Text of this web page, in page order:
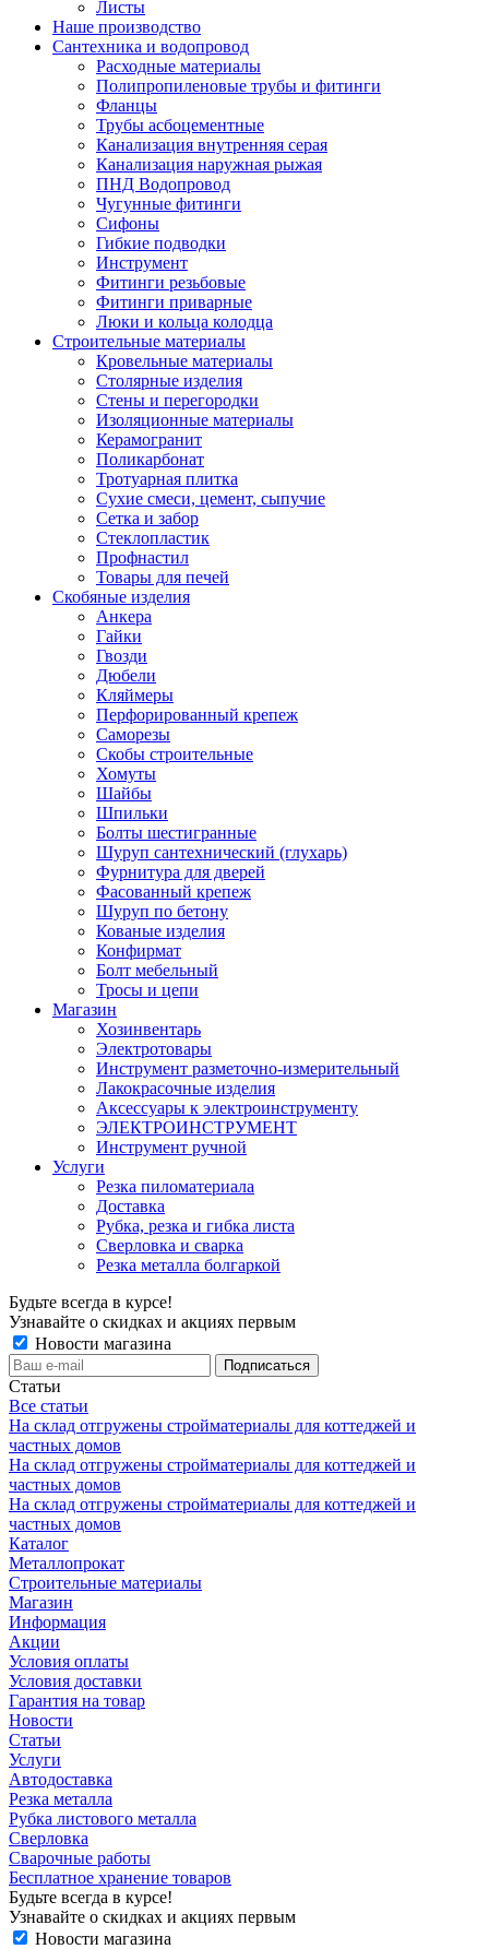
Листы
Наше производство
Сантехника и водопровод
Расходные материалы
Полипропиленовые трубы и фитинги
Фланцы
Трубы асбоцементные
Канализация внутренняя серая
Канализация наружная рыжая
ПНД Водопровод
Чугунные фитинги
Сифоны
Гибкие подводки
Инструмент
Фитинги резьбовые
Фитинги приварные
Люки и кольца колодца
Строительные материалы
Кровельные материалы
Столярные изделия
Стены и перегородки
Изоляционные материалы
Керамогранит
Поликарбонат
Тротуарная плитка
Сухие смеси, цемент, сыпучие
Сетка и забор
Стеклопластик
Профнастил
Товары для печей
Скобяные изделия
Анкера
Гайки
Гвозди
Дюбели
Кляймеры
Перфорированный крепеж
Саморезы
Скобы строительные
Хомуты
Шайбы
Шпильки
Болты шестигранные
Шуруп сантехнический (глухарь)
Фурнитура для дверей
Фасованный крепеж
Шуруп по бетону
Кованые изделия
Конфирмат
Болт мебельный
Тросы и цепи
Магазин
Хозинвентарь
Электротовары
Инструмент разметочно-измерительный
Лакокрасочные изделия
Аксессуары к электроинструменту
ЭЛЕКТРОИНСТРУМЕНТ
Инструмент ручной
Услуги
Резка пиломатериала
Доставка
Рубка, резка и гибка листа
Сверловка и сварка
Резка металла болгаркой
Будьте всегда в курсе!
Узнавайте о скидках и акциях первым
Новости магазина
Статьи
Все статьи
На склад отгружены стройматериалы для коттеджей и
частных домов
На склад отгружены стройматериалы для коттеджей и
частных домов
На склад отгружены стройматериалы для коттеджей и
частных домов
Каталог
Металлопрокат
Строительные материалы
Магазин
Информация
Акции
Условия оплаты
Условия доставки
Гарантия на товар
Новости
Статьи
Услуги
Автодоставка
Резка металла
Рубка листового металла
Сверловка
Сварочные работы
Бесплатное хранение товаров
Будьте всегда в курсе!
Узнавайте о скидках и акциях первым
Новости магазина